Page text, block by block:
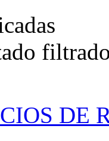
DE